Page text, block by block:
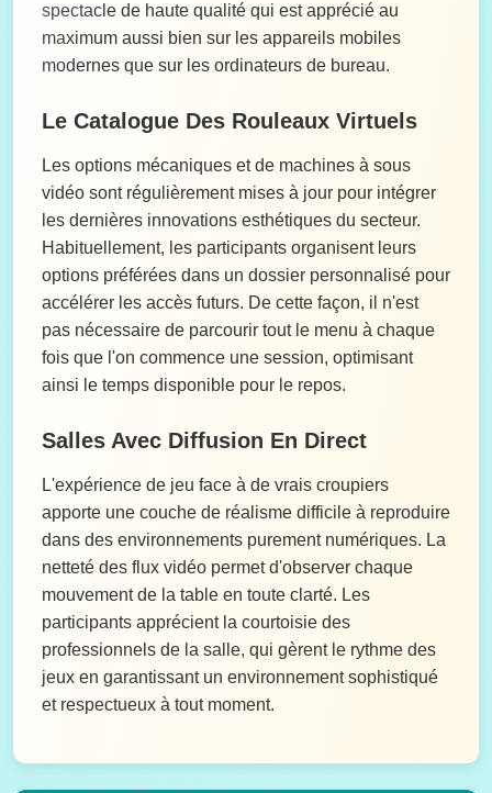
spectacle de haute qualité qui est apprécié au
maximum aussi bien sur les appareils mobiles
modernes que sur les ordinateurs de bureau.
Le Catalogue Des Rouleaux Virtuels
Les options mécaniques et de machines à sous
vidéo sont régulièrement mises à jour pour intégrer
les dernières innovations esthétiques du secteur.
Habituellement, les participants organisent leurs
options préférées dans un dossier personnalisé pour
accélérer les accès futurs. De cette façon, il n'est
pas nécessaire de parcourir tout le menu à chaque
fois que l'on commence une session, optimisant
ainsi le temps disponible pour le repos.
Salles Avec Diffusion En Direct
L'expérience de jeu face à de vrais croupiers
apporte une couche de réalisme difficile à reproduire
dans des environnements purement numériques. La
netteté des flux vidéo permet d'observer chaque
mouvement de la table en toute clarté. Les
participants apprécient la courtoisie des
professionnels de la salle, qui gèrent le rythme des
jeux en garantissant un environnement sophistiqué
et respectueux à tout moment.